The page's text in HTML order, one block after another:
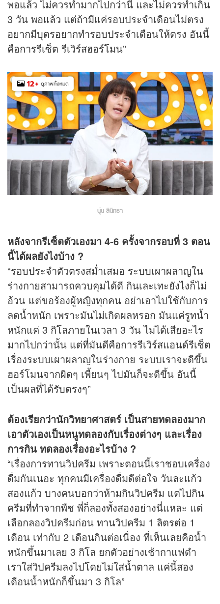
พอแล้ว ไม่ควรทำมากไปกว่านี้ และไม่ควรทำเกิน
3 วัน พอแล้ว แต่ถ้ามีแค่รอบประจำเดือนไม่ตรง
อยากมีบุตรอยากทำรอบประจำเดือนให้ตรง อันนี้
คือการรีเซ็ต รีเวิร์สฮอร์โมน”
12+ ดูภาพทั้งหมด
นุ่น สินิทธา
หลังจากรีเซ็ตตัวเองมา 4-6 ครั้งจากรอบที่ 3 ตอน
นี้ได้ผลยังไงบ้าง ?
“รอบประจำตัวตรงสม่ำเสมอ ระบบเผาผลาญใน
ร่างกายสามารถควบคุมได้ดี กินเละเทะยังไงก็ไม่
อ้วน แต่ขอร้องผู้หญิงทุกคน อย่าเอาไปใช้กับการ
ลดน้ำหนัก เพราะมันไม่เกิดผลหรอก มันแค่รูทน้ำ
หนักแค่ 3 กิโลภายในเวลา 3 วัน ไม่ได้เสียอะไร
มากไปกว่านั้น แต่ที่มันดีคือการรีเวิร์สแอนด์รีเซ็ต
เรื่องระบบเผาผลาญในร่างกาย ระบบเราจะดีขึ้น
ฮอร์โมนจากผิดๆ เพี้ยนๆ ไปมันก็จะดีขึ้น อันนี้
เป็นผลที่ได้รับตรงๆ”
ต้องเรียกว่านักวิทยาศาสตร์ เป็นสายทดลองมาก
เอาตัวเองเป็นหนูทดลองกับเรื่องต่างๆ และเรื่อง
การกิน ทดลองเรื่องอะไรบ้าง ?
“เรื่องการทานวิปครีม เพราะตอนนี้เราชอบเครื่อง
ดื่มกันเนอะ ทุกคนมีเครื่องดื่มดีต่อใจ วันละแก้ว
สองแก้ว บางคนบอกว่าห้ามกินวิปครีม แต่ไปกิน
ครีมที่ทำจากพืช พี่ก็ลองทั้งสองอย่างนี่แหละ แต่
เลือกลองวิปครีมก่อน ทานวิปครีม 1 ลิตรต่อ 1
เดือน เท่ากับ 2 เดือนกินต่อเนื่อง ที่เห็นเลยคือน้ำ
หนักขึ้นมาเลย 3 กิโล ยกตัวอย่างเช้ากาแฟดำ
เราใส่วิปครีมลงไปโดยไม่ใส่น้ำตาล แค่นี้สอง
เดือนน้ำหนักก็ขึ้นมา 3 กิโล”